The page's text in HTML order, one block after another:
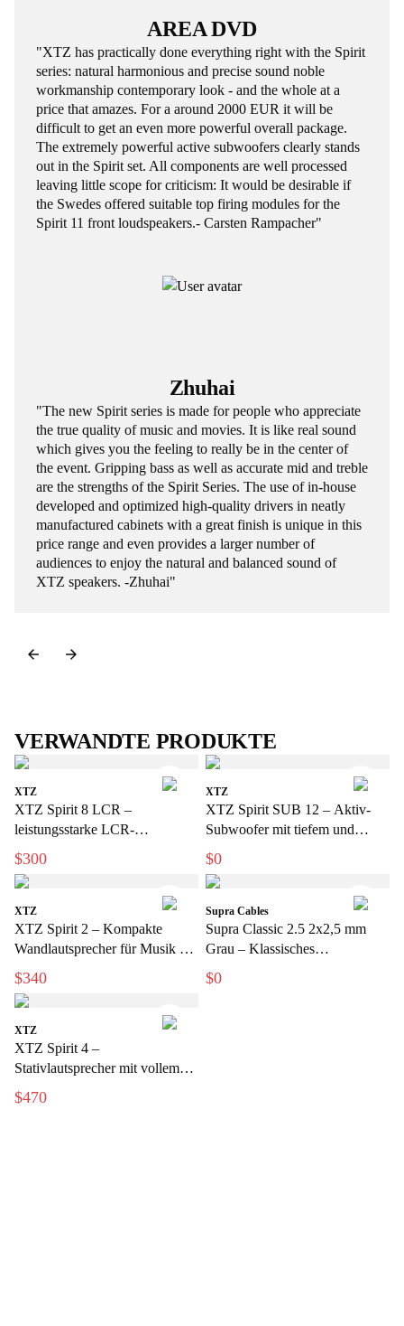
AREA DVD
"XTZ has practically done everything right with the Spirit
series: natural harmonious and precise sound noble
workmanship contemporary look - and the whole at a
price that amazes. For a around 2000 EUR it will be
difficult to get an even more powerful overall package.
The extremely powerful active subwoofers clearly stands
out in the Spirit set. All components are well processed
leaving little scope for criticism: It would be desirable if
the Swedes offered suitable top firing modules for the
Spirit 11 front loudspeakers.- Carsten Rampacher"
Zhuhai
"The new Spirit series is made for people who appreciate
the true quality of music and movies. It is like real sound
which gives you the feeling to really be in the center of
the event. Gripping bass as well as accurate mid and treble
are the strengths of the Spirit Series. The use of in-house
developed and optimized high-quality drivers in neatly
manufactured cabinets with a great finish is unique in this
price range and even provides a larger number of
audiences to enjoy the natural and balanced sound of
XTZ speakers. -Zhuhai"
VERWANDTE PRODUKTE
XTZ
XTZ Spirit 8 LCR –
leistungsstarke LCR-
Lautsprecher für exklusive
Heimkinoanlagen
$300
XTZ
XTZ Spirit SUB 12 – Aktiv-
Subwoofer mit tiefem und
kraftvollem Bass
$0
XTZ
XTZ Spirit 2 – Kompakte
Wandlautsprecher für Musik &
Heimkino
$340
Supra Cables
Supra Classic 2.5 2x2,5 mm
Grau – Klassisches
Lautsprecherkabel für Hi-Fi und
Heimkino
$0
XTZ
XTZ Spirit 4 –
Stativlautsprecher mit vollem
und dynamischem Klang
$470